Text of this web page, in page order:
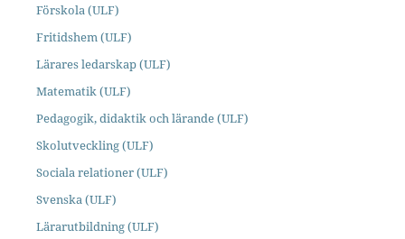
Förskola (ULF)
Fritidshem (ULF)
Lärares ledarskap (ULF)
Matematik (ULF)
Pedagogik, didaktik och lärande (ULF)
Skolutveckling (ULF)
Sociala relationer (ULF)
Svenska (ULF)
Lärarutbildning (ULF)